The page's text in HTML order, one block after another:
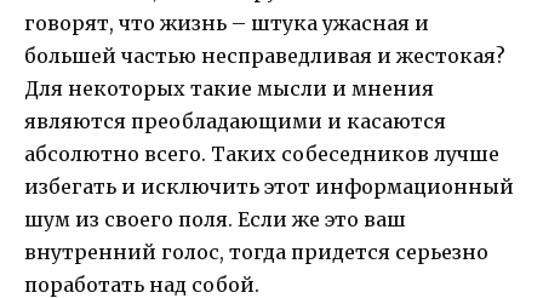
говорят, что жизнь – штука ужасная и
большей частью несправедливая и жестокая?
Для некоторых такие мысли и мнения
являются преобладающими и касаются
абсолютно всего. Таких собеседников лучше
избегать и исключить этот информационный
шум из своего поля. Если же это ваш
внутренний голос, тогда придется серьезно
поработать над собой.